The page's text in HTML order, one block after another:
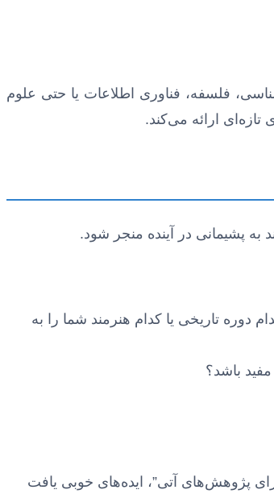
فلسفه، فناوری اطلاعات یا حتی علوم
تازه‌ای ارائه می‌کند.
پشیمانی در آینده منجر شود.
دوره تاریخی یا کدام هنرمند شما را به
باشد؟
پژوهش‌های آتی”، ایده‌های خوبی یافت